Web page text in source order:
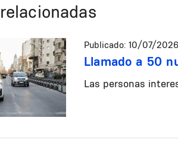
Publicado: 10/07/
Llamado a 50
Las personas